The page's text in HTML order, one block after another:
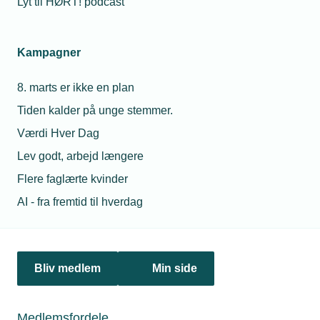
Kampagner
8. marts er ikke en plan
Tiden kalder på unge stemmer.
Værdi Hver Dag
Lev godt, arbejd længere
Flere faglærte kvinder
AI - fra fremtid til hverdag
Bliv medlem Min side
kunne rykke ud. Hos HSM Industri i Grenå er holdningen
Personaleforhold
Nyheder
Politik & analyse